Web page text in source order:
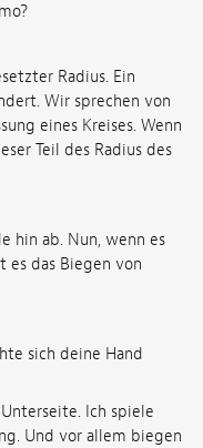
Radius. Ein
Wir sprechen von
eines Kreises. Wenn
Teil des Radius des
hin ab. Nun, wenn es
es das Biegen von
sich deine Hand
Ich spiele
Und vor allem biegen